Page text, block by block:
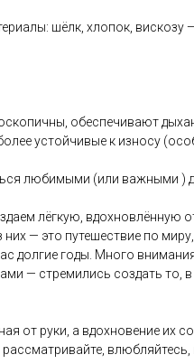
шёлк, хлопок,
обеспечивают
устойчивые к износу
любимыми (или важными )
лёгкую,
— это путешествие по
долгие годы. Много
— стремились создать
от руки, а вдохновение их
влюбляйтесь,